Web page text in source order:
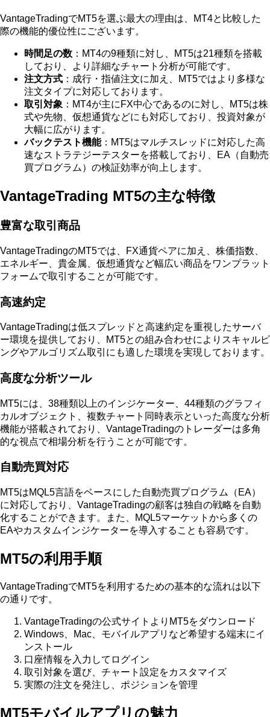
VantageTradingでMT5を選ぶ最大の理由は、MT4と比較した
際の機能的優位性にございます。
時間足の数 ：MT4の9種類に対し、MT5は21種類を搭載
しており、より詳細なチャート分析が可能です。
注文方式 ：成行・指値注文に加え、MT5ではより多様な
注文タイプに対応しております。
取引対象 ：MT4が主にFX中心であるのに対し、MT5は株
式や先物、仮想通貨などにも対応しており、投資対象が
大幅に広がります。
バックテスト機能：MT5はマルチスレッドに対応した高
速なストラテジーテスターを搭載しており、EA（自動売
買プログラム）の検証効率が向上します。
VantageTrading MT5の主な特徴
豊富な取引商品
VantageTradingのMT5では、FX通貨ペアに加え、株価指数、
エネルギー、貴金属、仮想通貨など幅広い商品をワンプラット
フォームで取引することが可能です。
高速約定
VantageTradingは低スプレッドと高速約定を重視したサーバ
ー環境を提供しており、MT5との組み合わせによりスキャルピ
ングやアルゴリズム取引にも適した環境を実現しております。
高度な分析ツール
MT5には、38種類以上のインジケーター、44種類のグラフィ
カルオブジェクト、複数チャート同時表示といった高度な分析
機能が搭載されており、VantageTradingのトレーダーは多角
的な視点で相場分析を行うことが可能です。
自動売買対応
MT5はMQL5言語をベースにした自動売買プログラム（EA）
に対応しており、VantageTradingの顧客は独自の戦略を自動
化することができます。また、MQL5マーケットから多くの
EAやカスタムインジケーターを導入することも容易です。
MT5の利用手順
VantageTradingでMT5を利用するための基本的な流れは以下
の通りです。
VantageTradingの公式サイトよりMT5をダウンロード
Windows、Mac、モバイルアプリなど希望する端末にイ
ンストール
口座情報を入力してログイン
取引対象を選び、チャート設定をカスタマイズ
実際の注文を発注し、ポジションを管理
MT5モバイルアプリの魅力